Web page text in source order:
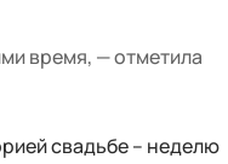
время, — отметила
свадьбе – неделю